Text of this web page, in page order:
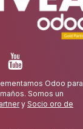
Odoo para
Somos un
y Socio oro de